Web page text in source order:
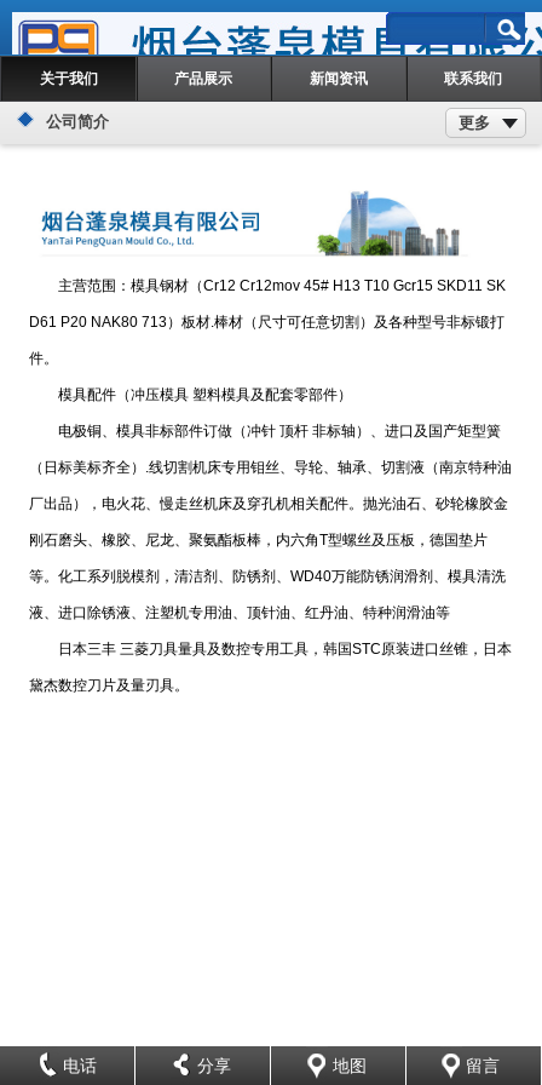
关于我们 产品展示 新闻资讯 联系我们
公司简介 更多
主营范围：模具钢材（Cr12 Cr12mov 45# H13 T10 Gcr15 SKD11 SK
D61 P20 NAK80 713）板材.棒材（尺寸可任意切割）及各种型号非标锻打
件。
模具配件（冲压模具 塑料模具及配套零部件）
电极铜、模具非标部件订做（冲针 顶杆 非标轴）、进口及国产矩型簧
（日标美标齐全）.线切割机床专用钼丝、导轮、轴承、切割液（南京特种油
厂出品），电火花、慢走丝机床及穿孔机相关配件。抛光油石、砂轮橡胶金
刚石磨头、橡胶、尼龙、聚氨酯板棒，内六角T型螺丝及压板，德国垫片
等。化工系列脱模剂，清洁剂、防锈剂、WD40万能防锈润滑剂、模具清洗
液、进口除锈液、注塑机专用油、顶针油、红丹油、特种润滑油等
日本三丰 三菱刀具量具及数控专用工具，韩国STC原装进口丝锥，日本
黛杰数控刀片及量刃具。
电话 分享 地图 留言